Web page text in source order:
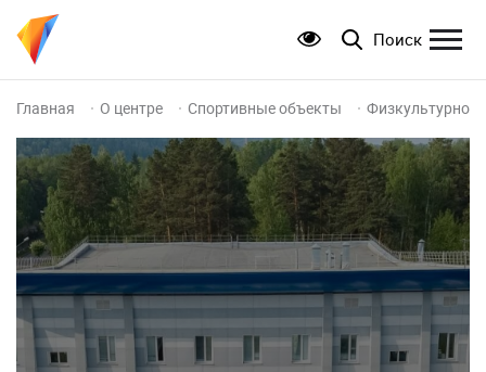
Поиск
Главная О центре Спортивные объекты Физкультурно-